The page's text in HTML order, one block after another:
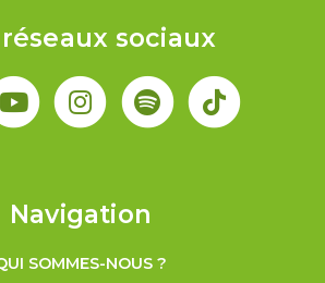
réseaux sociaux
Navigation
SOMMES-NOUS ?